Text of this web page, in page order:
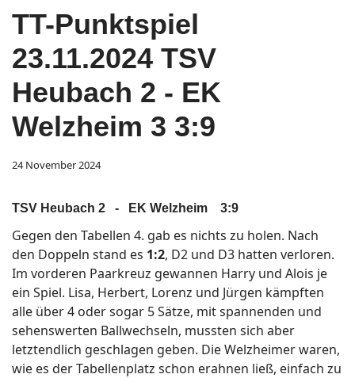
TT-Punktspiel
23.11.2024 TSV
Heubach 2 - EK
Welzheim 3 3:9
24 November 2024
TSV Heubach 2 - EK Welzheim 3:9
Gegen den Tabellen 4. gab es nichts zu holen. Nach
den Doppeln stand es 1:2, D2 und D3 hatten verloren.
Im vorderen Paarkreuz gewannen Harry und Alois je
ein Spiel. Lisa, Herbert, Lorenz und Jürgen kämpften
alle über 4 oder sogar 5 Sätze, mit spannenden und
sehenswerten Ballwechseln, mussten sich aber
letztendlich geschlagen geben. Die Welzheimer waren,
wie es der Tabellenplatz schon erahnen ließ, einfach zu